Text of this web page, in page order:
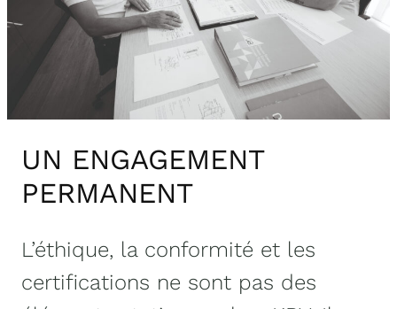
UN ENGAGEMENT
PERMANENT
L’éthique, la conformité et les
certifications ne sont pas des